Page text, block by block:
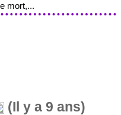
mort,...
(Il y a 9 ans)